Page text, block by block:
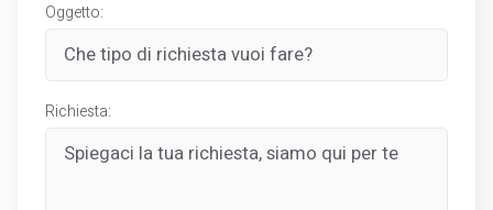
Oggetto:
Richiesta: